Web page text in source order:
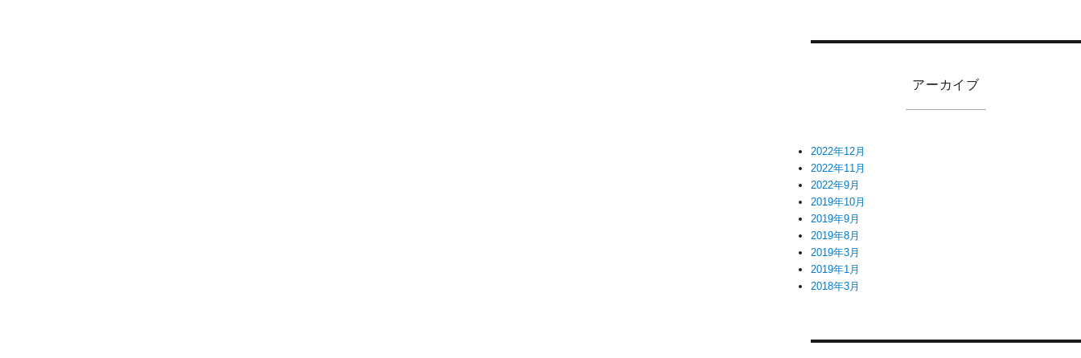
アーカイブ
2022年12月
2022年11月
2022年9月
2019年10月
2019年9月
2019年8月
2019年3月
2019年1月
2018年3月